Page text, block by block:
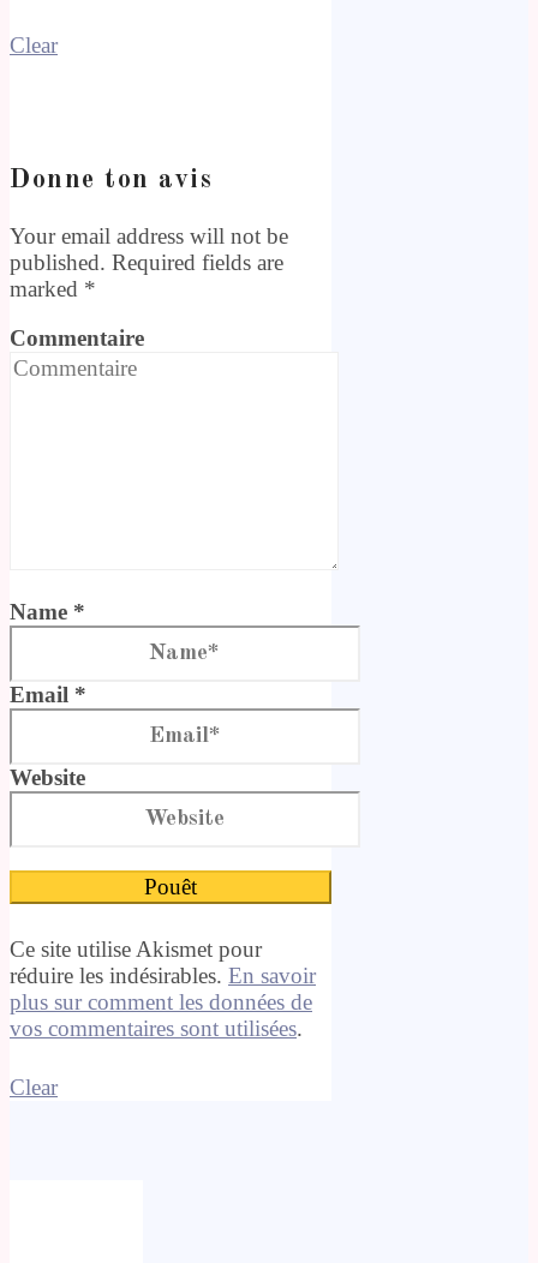
Clear
Donne ton avis
Your email address will not be
published. Required fields are
marked *
Commentaire
Name *
Email *
Website
Ce site utilise Akismet pour
réduire les indésirables. En savoir
plus sur comment les données de
vos commentaires sont utilisées.
Clear